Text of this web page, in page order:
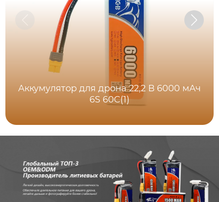
Аккумулятор для дрона 22,2 В 6000 мАч
6S 60C(1)